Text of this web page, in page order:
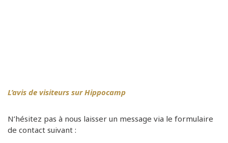
L’avis de visiteurs sur Hippocamp
N’hésitez pas à nous laisser un message via le formulaire
de contact suivant :